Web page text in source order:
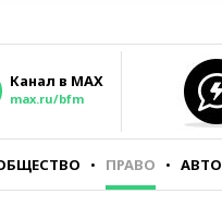
Канал в MAX
max.ru/bfm
ПРАВО АВТО